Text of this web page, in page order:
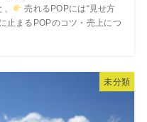
売れるPOPには“見せ方
止まるPOPのコツ・売上につ
未分類